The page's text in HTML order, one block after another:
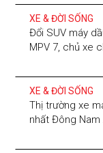
XE & ĐỜI SỐNG
Đổi SUV máy
MPV 7, chủ xe
XE & ĐỜI SỐNG
Thị trường xe
nhất Đông Nam